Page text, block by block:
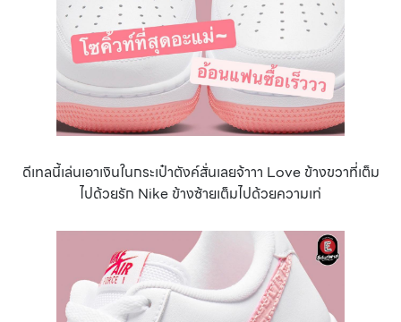
ดีเทลนี้เล่นเอาเงินในกระเป๋าตังค์สั่นเลยจ้าาา Love ข้างขวาที่เต็ม
ไปด้วยรัก Nike ข้างซ้ายเต็มไปด้วยความเท่